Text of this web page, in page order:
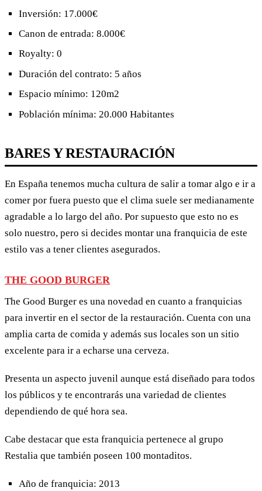
Inversión: 17.000€
Canon de entrada: 8.000€
Royalty: 0
Duración del contrato: 5 años
Espacio mínimo: 120m2
Población mínima: 20.000 Habitantes
BARES Y RESTAURACIÓN
En España tenemos mucha cultura de salir a tomar algo e ir a
comer por fuera puesto que el clima suele ser medianamente
agradable a lo largo del año. Por supuesto que esto no es
solo nuestro, pero si decides montar una franquicia de este
estilo vas a tener clientes asegurados.
THE GOOD BURGER
The Good Burger es una novedad en cuanto a franquicias
para invertir en el sector de la restauración. Cuenta con una
amplia carta de comida y además sus locales son un sitio
excelente para ir a echarse una cerveza.
Presenta un aspecto juvenil aunque está diseñado para todos
los públicos y te encontrarás una variedad de clientes
dependiendo de qué hora sea.
Cabe destacar que esta franquicia pertenece al grupo
Restalia que también poseen 100 montaditos.
Año de franquicia: 2013